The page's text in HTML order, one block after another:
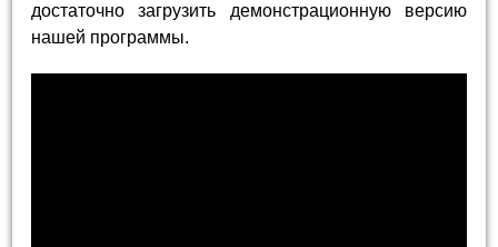
достаточно загрузить демонстрационную версию
нашей программы.